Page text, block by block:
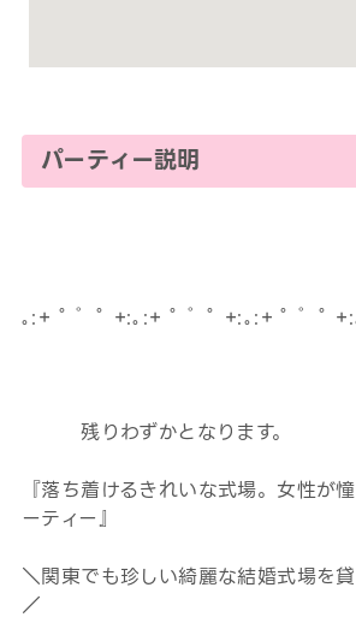
パーティー説明
｡:+ ﾟ ゜ﾟ +:｡:+ ﾟ ゜ﾟ +:｡:+ ﾟ ゜ﾟ +:
残りわずかとなります。
『落ち着けるきれいな式場。女性が
ーティー』
＼関東でも珍しい綺麗な結婚式場を
／